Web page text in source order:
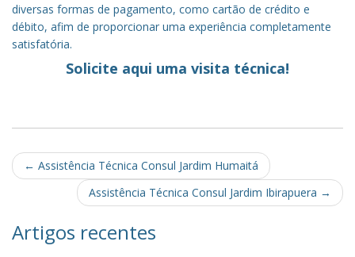
diversas formas de pagamento, como cartão de crédito e
débito, afim de proporcionar uma experiência completamente
satisfatória.
Solicite aqui uma visita técnica!
Post
navigation
← Assistência Técnica Consul Jardim Humaitá
Assistência Técnica Consul Jardim Ibirapuera →
Artigos recentes